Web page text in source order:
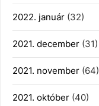
2022. január (32)
2021. december (31)
2021. november (64)
2021. október (40)